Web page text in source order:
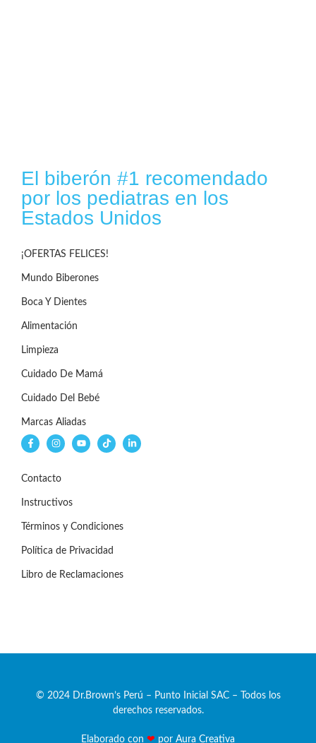
El biberón #1 recomendado
por los pediatras en los
Estados Unidos
¡OFERTAS FELICES!
Mundo Biberones
Boca Y Dientes
Alimentación
Limpieza
Cuidado De Mamá
Cuidado Del Bebé
Marcas Aliadas
Contacto
Instructivos
Términos y Condiciones
Política de Privacidad
Libro de Reclamaciones
© 2024 Dr.Brown’s Perú – Punto Inicial SAC – Todos los
derechos reservados.
Elaborado con ❤ por Aura Creativa